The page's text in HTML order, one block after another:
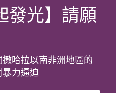
發光】請願
哈拉以南非洲地區的
力逼迫